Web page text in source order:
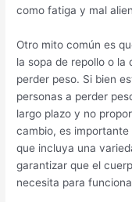
como fatiga y mal
Otro mito común es
la sopa de repollo o
perder peso. Si bien
personas a perder
largo plazo y no
cambio, es
que incluya una
garantizar que el
necesita para